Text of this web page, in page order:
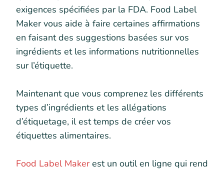
exigences spécifiées par la FDA. Food Label
Maker vous aide à faire certaines affirmations
en faisant des suggestions basées sur vos
ingrédients et les informations nutritionnelles
sur l’étiquette.
Maintenant que vous comprenez les différents
types d’ingrédients et les allégations
d’étiquetage, il est temps de créer vos
étiquettes alimentaires.
Food Label Makerest un outil en ligne qui rend